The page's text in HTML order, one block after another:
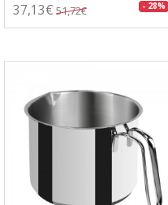
37,13€ 51,72€ - 28%